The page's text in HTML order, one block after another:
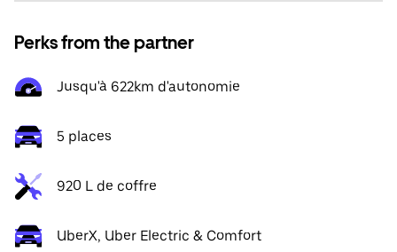
Perks from the partner
Jusqu'à 622km d'autonomie
5 places
920 L de coffre
UberX, Uber Electric & Comfort